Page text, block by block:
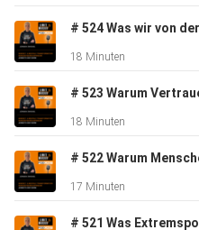
18 Minuten
18 Minuten
17 Minuten